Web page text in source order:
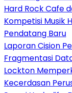
Hard Rock Cafe
Kompetisi Musik
Pendatang Baru
Laporan Cision
Fragmentasi
Lockton
Kecerdasan